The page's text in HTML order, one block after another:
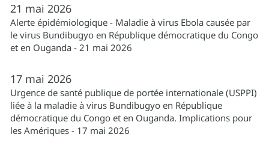
21 mai 2026
Alerte épidémiologique - Maladie à virus Ebola causée par
le virus Bundibugyo en République démocratique du Congo
et en Ouganda - 21 mai 2026
17 mai 2026
Urgence de santé publique de portée internationale (USPPI)
liée à la maladie à virus Bundibugyo en République
démocratique du Congo et en Ouganda. Implications pour
les Amériques - 17 mai 2026